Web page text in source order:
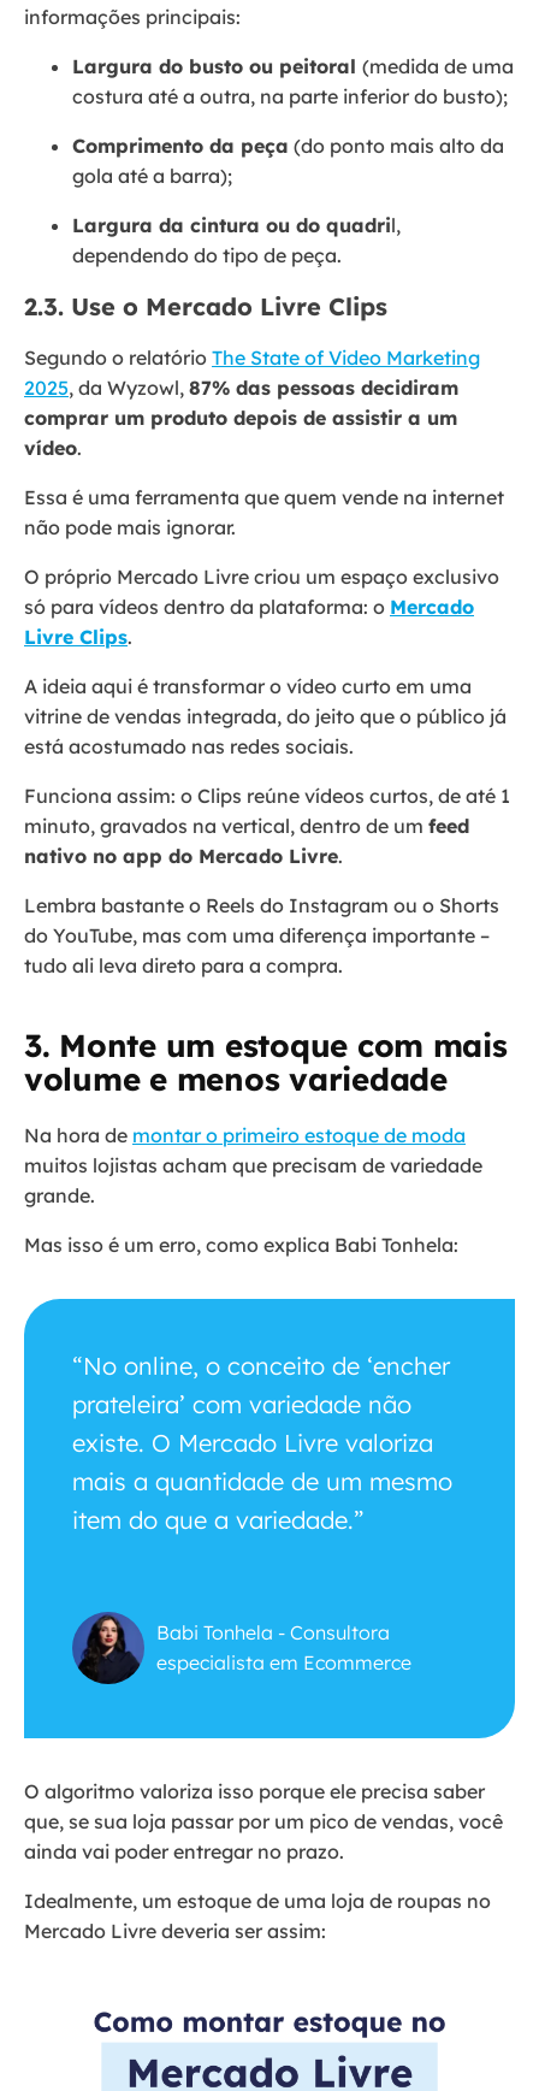
informações principais:
Largura do busto ou peitoral (medida de uma
costura até a outra, na parte inferior do busto);
Comprimento da peça (do ponto mais alto da
gola até a barra);
Largura da cintura ou do quadril,
dependendo do tipo de peça.
2.3. Use o Mercado Livre Clips
Segundo o relatório The State of Video Marketing
2025, da Wyzowl, 87% das pessoas decidiram
comprar um produto depois de assistir a um
vídeo.
Essa é uma ferramenta que quem vende na internet
não pode mais ignorar.
O próprio Mercado Livre criou um espaço exclusivo
só para vídeos dentro da plataforma: o Mercado
Livre Clips.
A ideia aqui é transformar o vídeo curto em uma
vitrine de vendas integrada, do jeito que o público já
está acostumado nas redes sociais.
Funciona assim: o Clips reúne vídeos curtos, de até 1
minuto, gravados na vertical, dentro de um feed
nativo no app do Mercado Livre.
Lembra bastante o Reels do Instagram ou o Shorts
do YouTube, mas com uma diferença importante –
tudo ali leva direto para a compra.
3. Monte um estoque com mais
volume e menos variedade
Na hora de montar o primeiro estoque de moda
muitos lojistas acham que precisam de variedade
grande.
Mas isso é um erro, como explica Babi Tonhela:
“No online, o conceito de ‘encher
prateleira’ com variedade não
existe. O Mercado Livre valoriza
mais a quantidade de um mesmo
item do que a variedade.”
Babi Tonhela - Consultora
especialista em Ecommerce
O algoritmo valoriza isso porque ele precisa saber
que, se sua loja passar por um pico de vendas, você
ainda vai poder entregar no prazo.
Idealmente, um estoque de uma loja de roupas no
Mercado Livre deveria ser assim: